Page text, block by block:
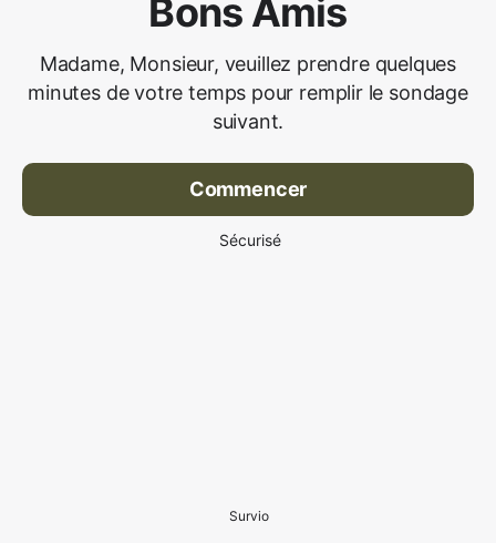
Bons Amis
Madame, Monsieur, veuillez prendre quelques
minutes de votre temps pour remplir le sondage
suivant.
Commencer
Sécurisé
Survio